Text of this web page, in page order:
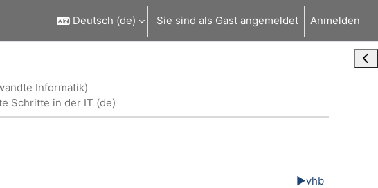
Deutsch ‎(de)‎ Sie sind als Gast angemeldet Anmelden
Informatik)
Schritte in der IT (de)
▶︎vhb